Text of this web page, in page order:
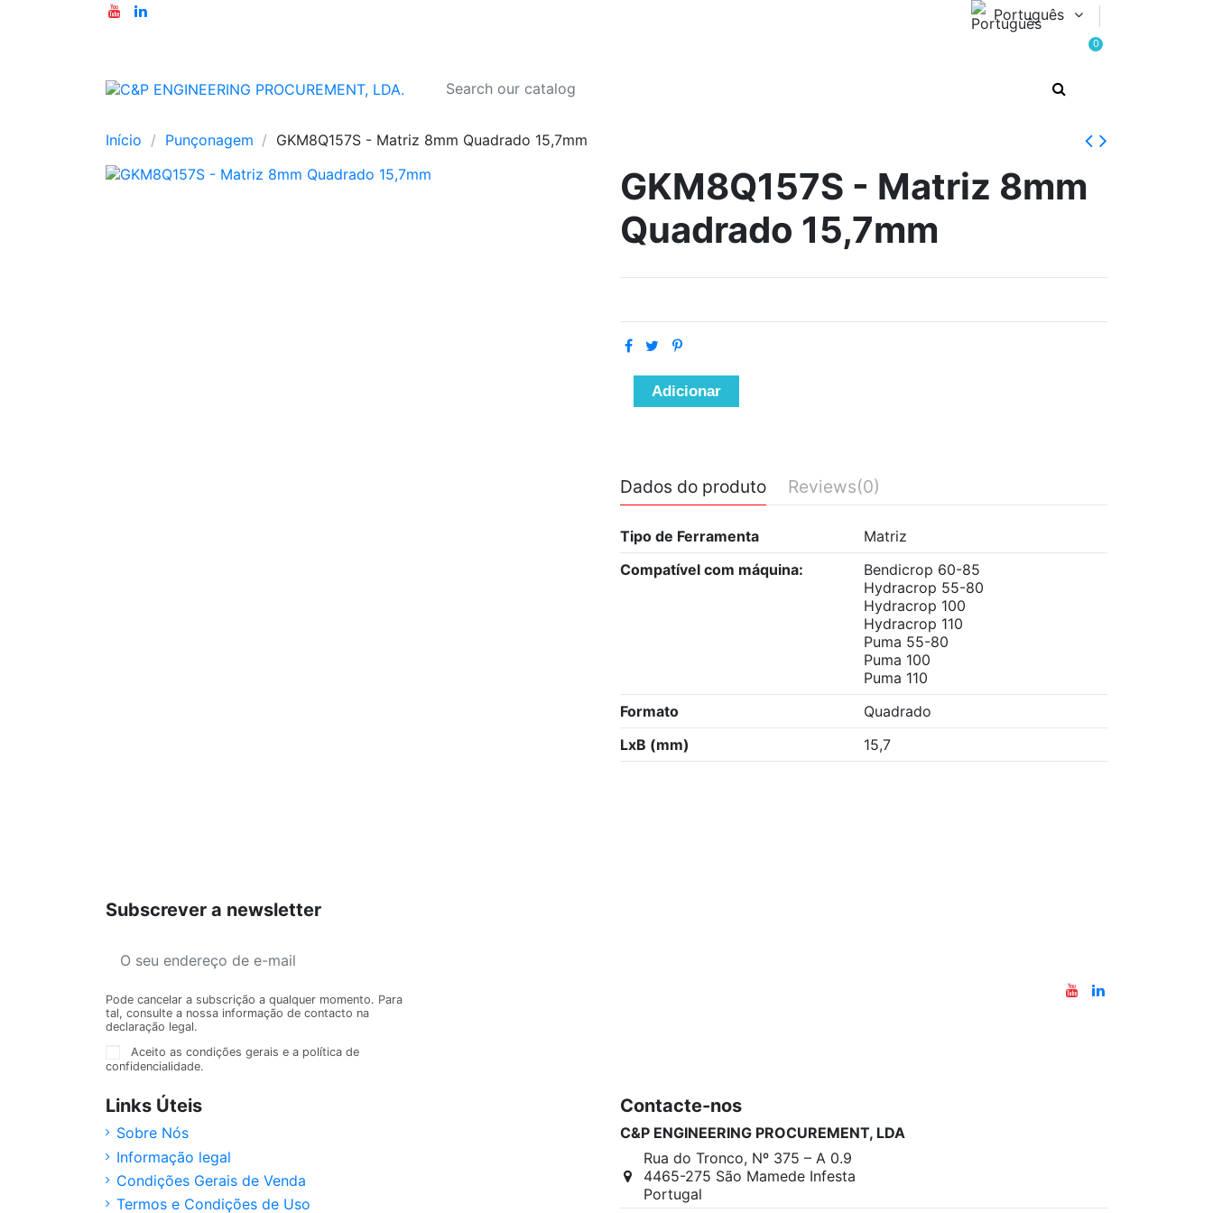
Português
0
Início Punçonagem GKM8Q157S - Matriz 8mm Quadrado 15,7mm
GKM8Q157S - Matriz 8mm
Quadrado 15,7mm
Adicionar
Dados do produto Reviews(0)
Tipo de Ferramenta
Matriz
Compatível com máquina:
Bendicrop 60-85
Hydracrop 55-80
Hydracrop 100
Hydracrop 110
Puma 55-80
Puma 100
Puma 110
Formato
Quadrado
LxB (mm)
15,7
Subscrever a newsletter
Pode cancelar a subscrição a qualquer momento. Para
tal, consulte a nossa informação de contacto na
declaração legal.
Aceito as condições gerais e a política de
confidencialidade.
Links Úteis
Sobre Nós
Informação legal
Condições Gerais de Venda
Termos e Condições de Uso
Contacte-nos
C&P ENGINEERING PROCUREMENT, LDA
Rua do Tronco, Nº 375 – A 0.9
4465-275 São Mamede Infesta
Portugal